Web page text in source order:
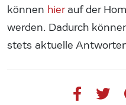
können hierauf der
werden. Dadurch
stets aktuelle